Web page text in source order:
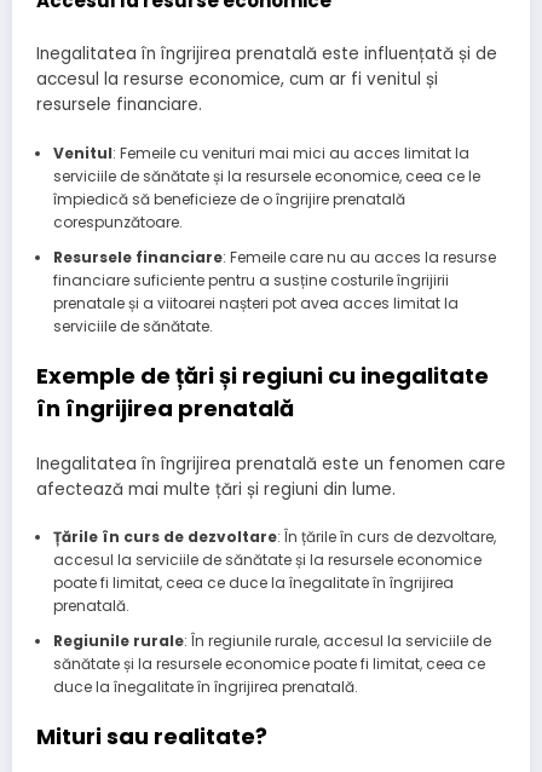
Inegalitatea în îngrijirea prenatală este influențată și de
accesul la resurse economice, cum ar fi venitul și
resursele financiare.
Venitul: Femeile cu venituri mai mici au acces limitat la
serviciile de sănătate și la resursele economice, ceea ce le
împiedică să beneficieze de o îngrijire prenatală
corespunzătoare.
Resursele financiare: Femeile care nu au acces la resurse
financiare suficiente pentru a susține costurile îngrijirii
prenatale și a viitoarei nașteri pot avea acces limitat la
serviciile de sănătate.
Exemple de țări și regiuni cu inegalitate
în îngrijirea prenatală
Inegalitatea în îngrijirea prenatală este un fenomen care
afectează mai multe țări și regiuni din lume.
Țările în curs de dezvoltare: În țările în curs de dezvoltare,
accesul la serviciile de sănătate și la resursele economice
poate fi limitat, ceea ce duce la înegalitate în îngrijirea
prenatală.
Regiunile rurale: În regiunile rurale, accesul la serviciile de
sănătate și la resursele economice poate fi limitat, ceea ce
duce la înegalitate în îngrijirea prenatală.
Mituri sau realitate?